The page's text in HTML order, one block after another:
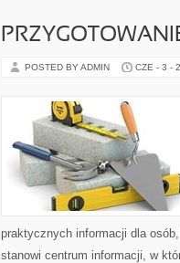
POSTED BY ADMIN CZE - 3 -
praktycznych informacji dla
stanowi centrum informacji, w